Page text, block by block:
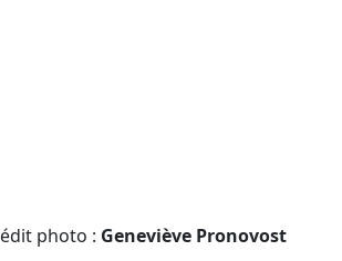
photo : Geneviève Pronovost